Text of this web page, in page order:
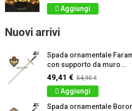
Aggiungi
Nuovi arrivi
Spada ornamentale
con supporto da muro...
49,41 € 54,90 €
Aggiungi
Spada ornamentale